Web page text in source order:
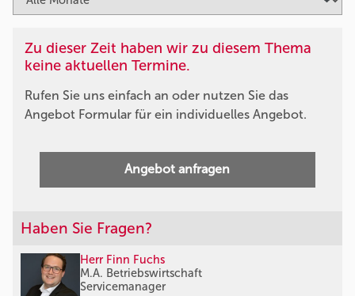
Zu dieser Zeit haben wir zu diesem Thema
keine aktuellen Termine.
Rufen Sie uns einfach an oder nutzen Sie das
Angebot Formular für ein individuelles Angebot.
Angebot anfragen
Haben Sie Fragen?
Herr Finn Fuchs
M.A. Betriebswirtschaft
Servicemanager